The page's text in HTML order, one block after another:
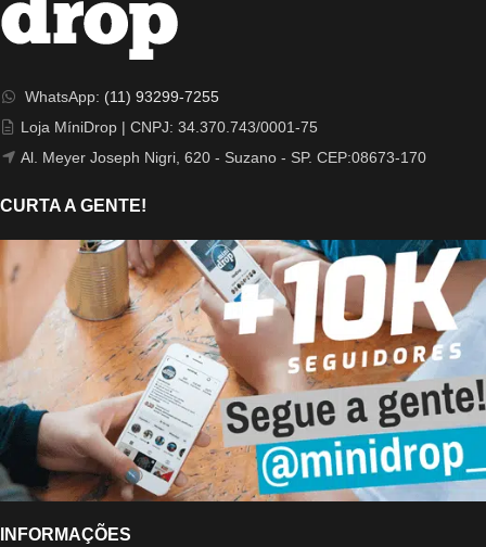
WhatsApp: (11) 93299-7255
Loja MíniDrop | CNPJ: 34.370.743/0001-75
Al. Meyer Joseph Nigri, 620 - Suzano - SP. CEP:08673-170
CURTA A GENTE!
INFORMAÇÕES